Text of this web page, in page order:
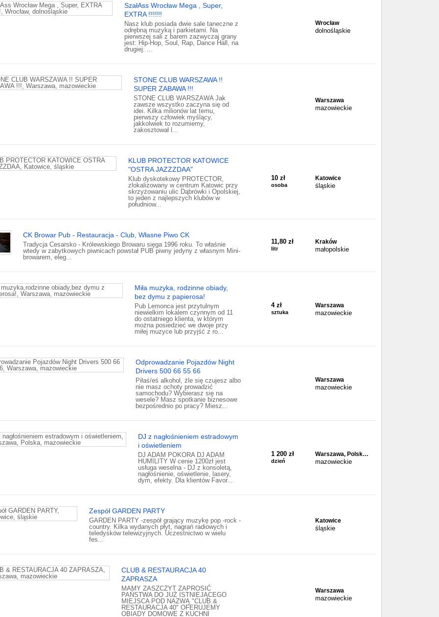
SzałAss Wrocław Mega , Super,
EXTRA !!!!!!!
Nasz klub posiada dwie sale taneczne z
odrębną muzyką i parkietami. Na
pierwszej sali z barem zazwyczaj grany
jest: Hip-Hop, Soul, Rap, Dance Hall, na
drugiej: ...
Wrocław
dolnośląskie
STONE CLUB WARSZAWA !!
SUPER ZABAWA !!!
STONE CLUB WARSZAWA Jak
zawsze wszystko zaczyna się od
idei. Kilka milionów lat temu,
pierwszy człowiek myślący,
jakkolwiek to rozumiemy,
zakosztował l...
Warszawa
mazowieckie
KLUB PROTECTOR KATOWICE
"OSTRA JAZZZDAA"
Klub dyskotekowy PROTECTOR,
zlokalizowany w centrum Katowic przy
skrzyżowaniu ulic Dąbrówki i Opolskiej,
to jeden z najlepszych klubów w
południow...
10 zł
osoba
Katowice
śląskie
CK Browar Pub - Restauracja - Club, Własne Piwo CK
Tradycja Cesarsko - Królewskiego Browaru sięga 1996 roku. To właśnie
wtedy w zabytkowych piwnicach powstał PUB piwny jedyny z własnym Mini-
browarem, eleg...
11,80 zł
litr
Kraków
małopolskie
Miła muzyka, rodzinne obiady,
bez dymu z papierosa!
Pub Lemonca jest przytulnym
niewielkim lokalem czynnym od 11
do ostatniego klienta, w którym
można posiedzieć we dwoje przy
miłej muzyce lub przyjść z ro...
4 zł
sztuka
Warszawa
mazowieckie
Odprowadzanie Pojazdów Night
Drivers 500 66 55 66
Piłaś/eś alkohol, źle się czujesz albo
nie masz ochoty prowadzić
samochodu? Wybierasz się na
wesele? Masz spotkanie biznesowe
bezpośrednio po pracy? Miesz...
Warszawa
mazowieckie
DJ z nagłośnieniem estradowym
i oświetleniem
DJ ADAM POKORA DJ ADAM
HUMILITY W cenie 1200zł jest
usługa weselna - DJ z konsoletą,
nagłośnienie, oświetlenie, lasery,
dym, efekty. Dla klientów Favor...
1 200 zł
dzień
Warszawa, Polsk…
mazowieckie
Zespół GARDEN PARTY
GARDEN PARTY -zespół grający muzykę pop -rock -
country. Kilka wydanych płyt, nagrań radiowych i
teledysków telewizyjnych. Uczestnictwo w wielu
fes...
Katowice
śląskie
CLUB & RESTAURACJA 40
ZAPRASZA
MAMY ZASZCZYT ZAPROSIĆ
PAŃSTWA DO JUŻ ISTNIEJĄCEGO
MIEJSCA POD NAZWĄ "CLUB &
RESTAURACJA 40" OFERUJEMY
OBIADY DOMOWE Z KUCHNI
Warszawa
mazowieckie